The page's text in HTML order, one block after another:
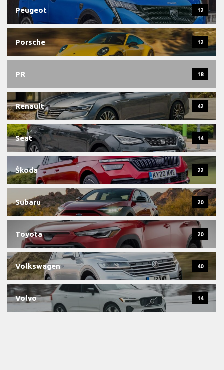
Peugeot 12
Porsche 12
PR 18
Renault 42
Seat 14
Škoda 22
Subaru 20
Toyota 20
Volkswagen 40
Volvo 14